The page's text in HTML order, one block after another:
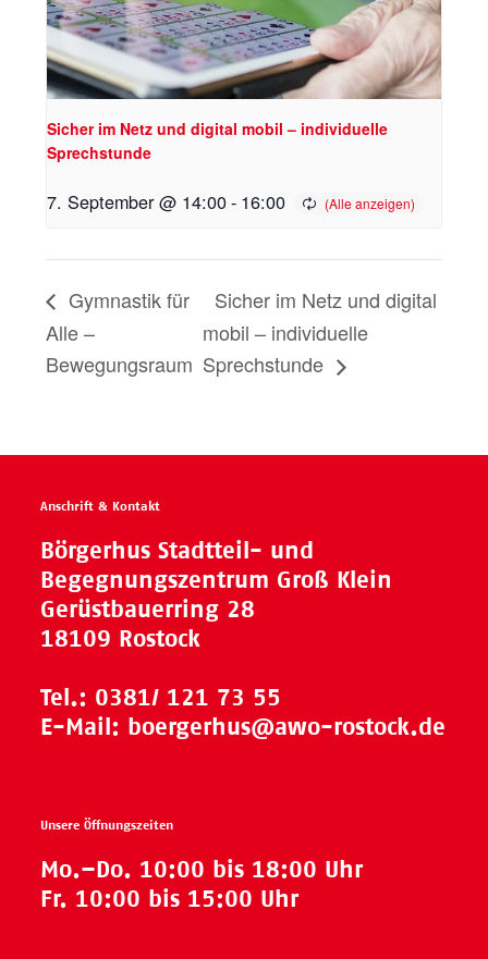
Sicher im Netz und digital mobil – individuelle
Sprechstunde
7. September @ 14:00- 16:00
Gymnastik für
Alle –
Bewegungsraum
Sicher im Netz und digital
mobil – individuelle
Sprechstunde
Anschrift & Kontakt
Börgerhus Stadtteil- und
Begegnungszentrum Groß Klein
Gerüstbauerring 28
18109 Rostock
Tel.: 0381/ 121 73 55
E-Mail: boergerhus@awo-rostock.de
Unsere Öffnungszeiten
Mo.–Do. 10:00 bis 18:00 Uhr
Fr. 10:00 bis 15:00 Uhr